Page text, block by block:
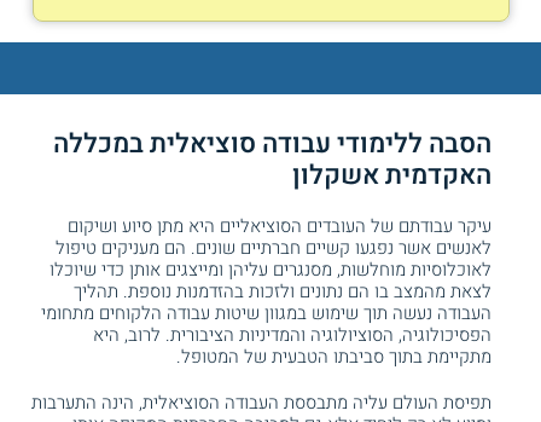
הסבה ללימודיעבודה סוציאליתבמכללה
האקדמית אשקלון
עיקר עבודתם של העובדים הסוציאליים היא מתן סיוע ושיקום
לאנשים אשר נפגעו קשיים חברתיים שונים. הם מעניקים טיפול
לאוכלוסיות מוחלשות, מסנגרים עליהן ומייצגים אותן כדי שיוכלו
לצאת מהמצב בו הם נתונים ולזכות בהזדמנות נוספת. תהליך
העבודה נעשה תוך שימוש במגוון שיטות עבודה הלקוחים מתחומי
הפסיכולוגיה, הסוציולוגיה והמדיניות הציבורית. לרוב, היא
מתקיימת בתוך סביבתו הטבעית של המטופל.
תפיסת העולם עליה מתבססת העבודה הסוציאלית, הינה התערבות